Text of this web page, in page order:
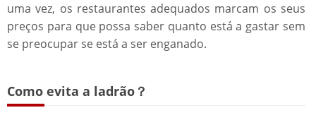
uma vez, os restaurantes adequados marcam os seus
preços para que possa saber quanto está a gastar sem
se preocupar se está a ser enganado.
Como evita a ladrão？